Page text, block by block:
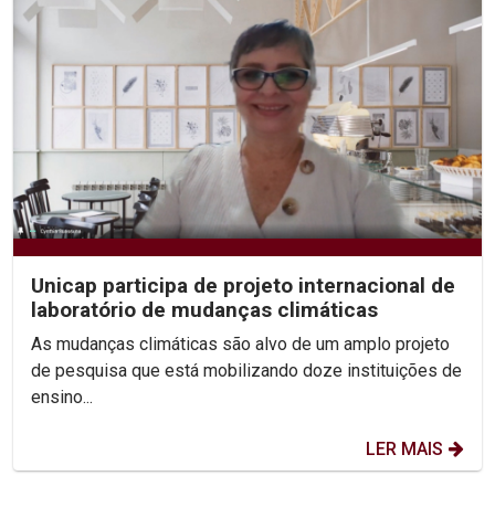
Unicap participa de projeto internacional de
laboratório de mudanças climáticas
As mudanças climáticas são alvo de um amplo projeto
de pesquisa que está mobilizando doze instituições de
ensino...
LER MAIS